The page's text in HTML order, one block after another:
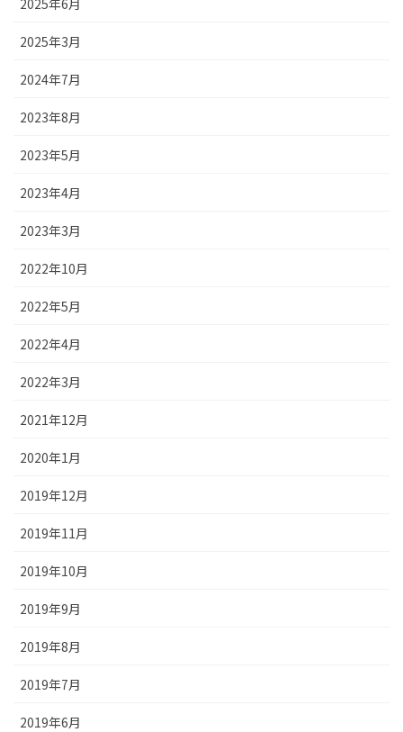
2025年3月
2024年7月
2023年8月
2023年5月
2023年4月
2023年3月
2022年10月
2022年5月
2022年4月
2022年3月
2021年12月
2020年1月
2019年12月
2019年11月
2019年10月
2019年9月
2019年8月
2019年7月
2019年6月